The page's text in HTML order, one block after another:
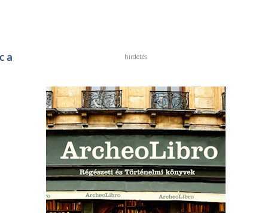
a hirdetés